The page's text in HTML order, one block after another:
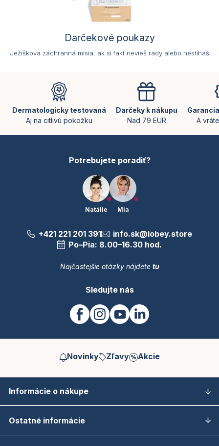
Darčekové poukazy
Ježiškova záchranná misia, ak si fakt nevieš rady alebo nestíhaš
Dermatologicky testovaná
Aj na citlivú pokožku
Darčeky k nákupu
Nad 79 EUR
A
Potrebujete poradiť?
Natálie Mia
+421 221 201 391
info.sk@lobey.store
Po–Pia: 8.00–16.30 hod.
Najčastejšie otázky nájdete tu
Sledujte nás
Novinky Zľavy Akcie
Informácie o nákupe
Ostatné informácie